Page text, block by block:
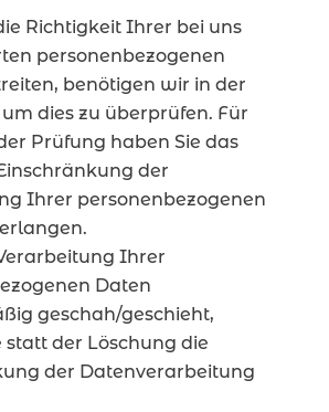
Richtigkeit Ihrer bei uns
personenbezogenen
benötigen wir in der
um dies zu überprüfen. Für
Prüfung haben Sie das
der
Ihrer personenbezogenen
Ihrer
Daten
geschah/geschieht,
statt der Löschung die
der Datenverarbeitung